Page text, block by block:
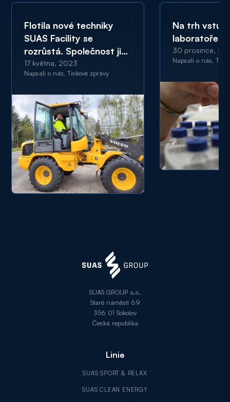
Flotila nové techniky
SUAS Facility se
rozrůstá. Společnost ji
pořizuje pro údržbu
polygonu BMW
17 května, 2023
Napsali o nás, Tiskové zprávy
Na trh
laboratoře
30 prosince,
Napsali o nás,
SUAS GROUP a.s.
Staré náměstí 69
356 01 Sokolov
Česká republika
Linie
SUAS SPORT & RELAX
SUAS CLEAN ENERGY